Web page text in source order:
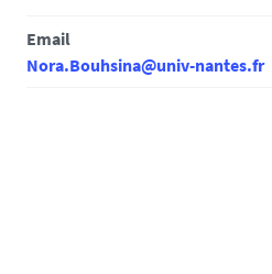
Email
Nora.Bouhsina@univ-nantes.fr